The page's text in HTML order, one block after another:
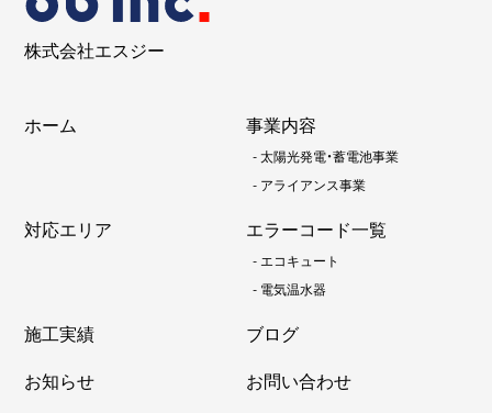
株式会社エスジー
ホーム 事業内容
-太陽光発電・蓄電池事業
- アライアンス事業
対応エリア エラーコード一覧
-エコキュート
- 電気温水器
施工実績
ブログ
お知らせ
お問い合わせ